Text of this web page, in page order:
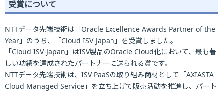
受賞について
NTTデータ先端技術は「Oracle Excellence Awards Partner of the
Year」のうち、「Cloud ISV-Japan」を受賞しました。
「Cloud ISV-Japan」はISV製品のOracle Cloud化において、最も著
しい功績を達成されたパートナーに送られる賞です。
NTTデータ先端技術は、ISV PaaSの取り組み商材として「AXIASTA
Cloud Managed Service」を立ち上げて販売活動を推進し、パート